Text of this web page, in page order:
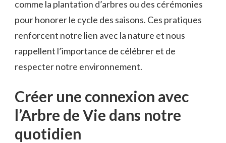
comme la plantation d’arbres ou des cérémonies
pour honorer le cycle des saisons. Ces pratiques
renforcent notre lien avec la nature et nous
rappellent l’importance de célébrer et de
respecter notre environnement.
Créer une connexion avec
l’Arbre de Vie dans notre
quotidien